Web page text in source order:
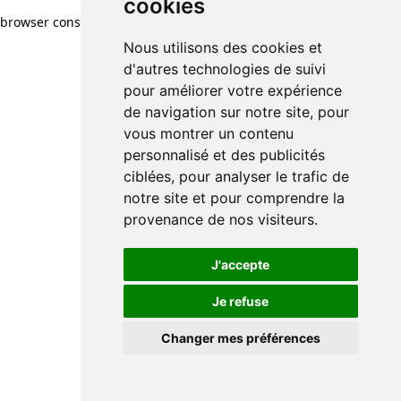
cookies
Nous utilisons des cookies et
d'autres technologies de suivi
pour améliorer votre expérience
de navigation sur notre site, pour
vous montrer un contenu
personnalisé et des publicités
ciblées, pour analyser le trafic de
notre site et pour comprendre la
provenance de nos visiteurs.
J'accepte
Je refuse
Changer mes préférences
browser console for more information)